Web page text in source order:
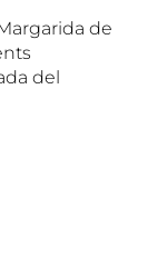
de
del